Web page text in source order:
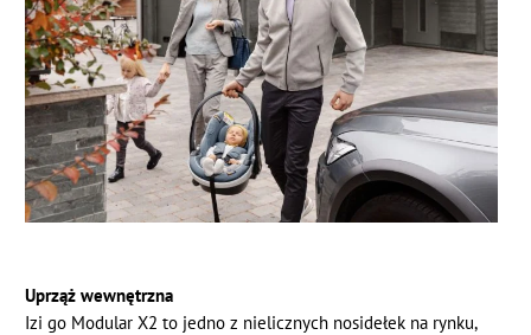
Uprząż wewnętrzna
Izi go Modular X2 to jedno z nielicznych nosidełek na rynku,